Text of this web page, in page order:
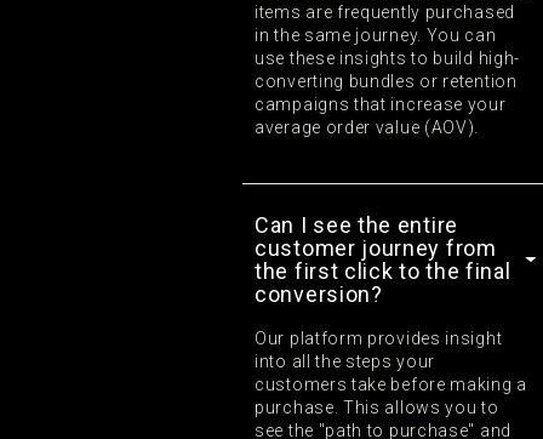
items are frequently purchased
in the same journey. You can
use these insights to build high-
converting bundles or retention
campaigns that increase your
average order value (AOV).
Can I see the entire
customer journey from
the first click to the final
conversion?
Our platform provides insight
into all the steps your
customers take before making a
purchase. This allows you to
see the "path to purchase" and